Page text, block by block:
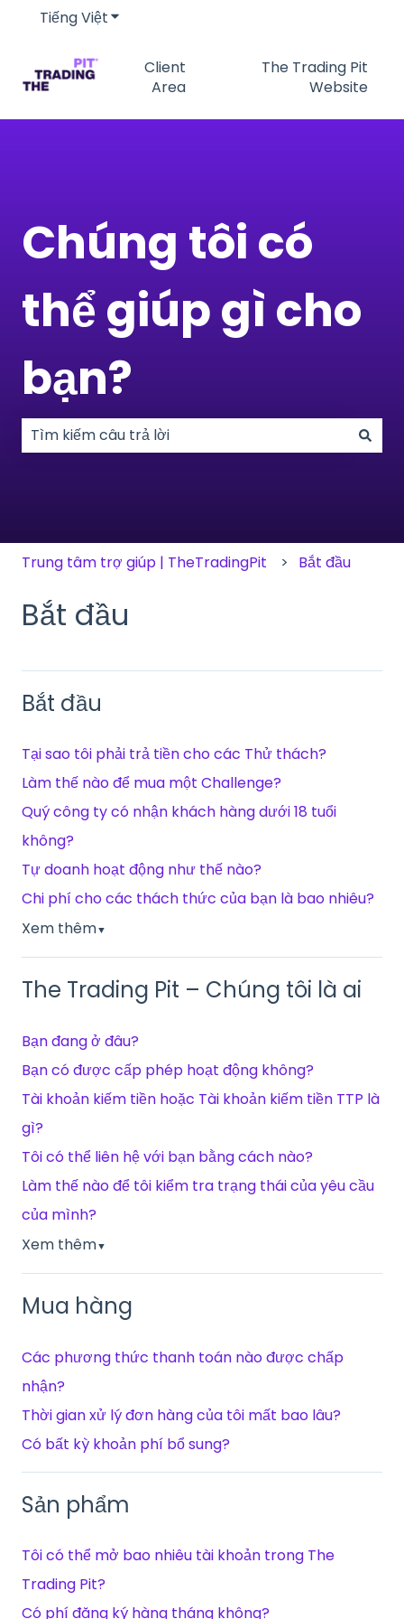
Tiếng ViệtHiển thị menu phụ cho bản dịch
Client
Area
The Trading Pit
Website
Chúng tôi có
thể giúp gì cho
bạn?
Trung tâm trợ giúp | TheTradingPit Bắt đầu
Bắt đầu
Bắt đầu
Tại sao tôi phải trả tiền cho các Thử thách?
Làm thế nào để mua một Challenge?
Quý công ty có nhận khách hàng dưới 18 tuổi
không?
Tự doanh hoạt động như thế nào?
Chi phí cho các thách thức của bạn là bao nhiêu?
Xem thêm▼
The Trading Pit – Chúng tôi là ai
Bạn đang ở đâu?
Bạn có được cấp phép hoạt động không?
Tài khoản kiếm tiền hoặc Tài khoản kiếm tiền TTP là
gì?
Tôi có thể liên hệ với bạn bằng cách nào?
Làm thế nào để tôi kiểm tra trạng thái của yêu cầu
của mình?
Xem thêm▼
Mua hàng
Các phương thức thanh toán nào được chấp
nhận?
Thời gian xử lý đơn hàng của tôi mất bao lâu?
Có bất kỳ khoản phí bổ sung?
Sản phẩm
Tôi có thể mở bao nhiêu tài khoản trong The
Trading Pit?
Có phí đăng ký hàng tháng không?